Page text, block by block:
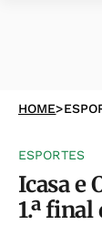
HOME>
ESPORTES
Icasa e
1.ª final